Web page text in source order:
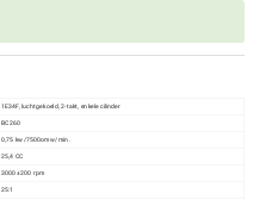
1E34F, luchtgekoeld, 2-takt, enkele cilinder
BC260
0,75 kw/7500omw/min.
25,4 CC
3000 ±200 rpm
25:1